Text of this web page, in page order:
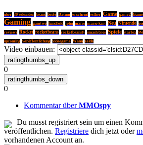
über 30 sekunden beans beste Datum erscheint esther Game game2
Gaming gamtwo handheld john mario mario kart Neu Nintendo
reviews Rocket rocketbeans rocketbeanstv smash bros Spiele starfox
upcoming veröffentlichung videogame Wann zelda
Video einbauen:
0
0
Kommentar überMMOspy
Du musst registriert sein um einen
veröffentlichen. Registriere dich jetzt oder
vorhandenen Account an.